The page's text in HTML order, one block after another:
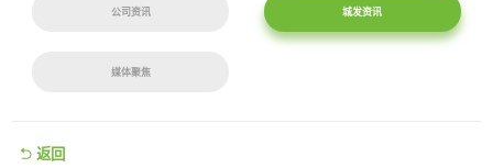
公司资讯 城发资讯
媒体聚焦
返回